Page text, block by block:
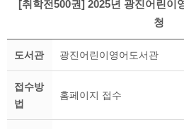
[취학전500권] 2025년 광진어린이
청
도서관 광진어린이영어도서관
접수방
법
홈페이지 접수